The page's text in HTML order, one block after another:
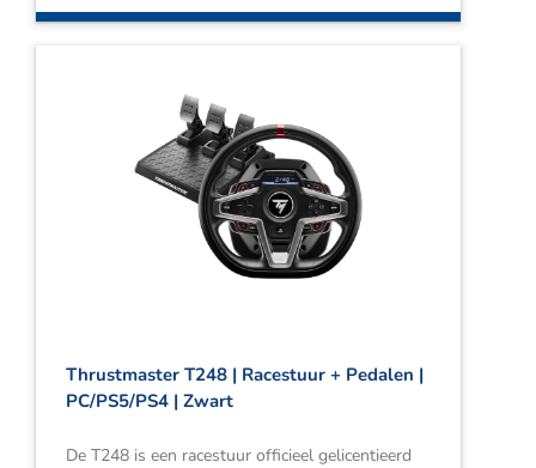
Thrustmaster T248 | Racestuur + Pedalen |
PC/PS5/PS4 | Zwart
De T248 is een racestuur officieel gelicentieerd